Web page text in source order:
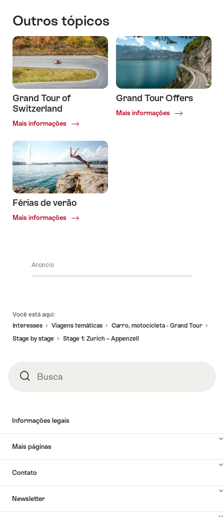
Outros tópicos
Grand Tour of
Switzerland
Mais informações
Common.Of
Tour
of
Switzerland
Grand Tour Offers
Mais informações
Common.Of
Férias de verão
Mais informações
Common.Of
Anúncio
Você está aqui:
Interesses
Viagens temáticas
Carro, motocicleta - Grand Tour
Stage by stage
Stage 1: Zurich – Appenzell
BuscaBusca
Informações legais
Mais páginas
Contato
Newsletter